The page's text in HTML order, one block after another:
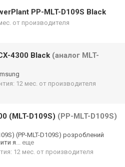
PP-MLT-D109S Black
от производителя
4300 Black (аналог MLT-
12 мес. от производителя
(MLT-D109S) (PP-MLT-D109S)
(PP-MLT-D109S) розроблений
я... еще
12 мес. от производителя